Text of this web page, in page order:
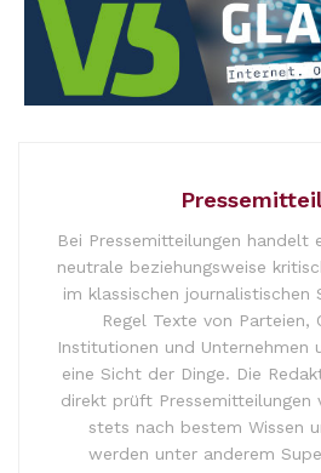
Bei Pressemitteilungen handelt
neutrale beziehungsweise
im klassischen journalistischen
Regel Texte von Parteien,
Institutionen und Unternehmen
eine Sicht der Dinge. Die
direkt prüft Pressemitteilungen
stets nach bestem Wissen
werden unter anderem